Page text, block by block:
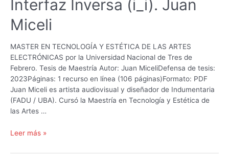
Interfaz Inversa (i_i). Juan
Miceli
MASTER EN TECNOLOGÍA Y ESTÉTICA DE LAS ARTES
ELECTRÓNICAS por la Universidad Nacional de Tres de
Febrero. Tesis de Maestría Autor: Juan MiceliDefensa de tesis:
2023Páginas: 1 recurso en línea (106 páginas)Formato: PDF
Juan Miceli es artista audiovisual y diseñador de Indumentaria
(FADU / UBA). Cursó la Maestría en Tecnología y Estética de
las Artes …
Interfaz
(i_i).
Leer más »